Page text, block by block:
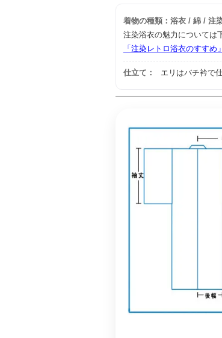
着物の種類：浴衣 / 綿 / 注
注染浴衣の魅力については
「注染レトロ浴衣のすすめ」
仕立て： エリはバチ衿で